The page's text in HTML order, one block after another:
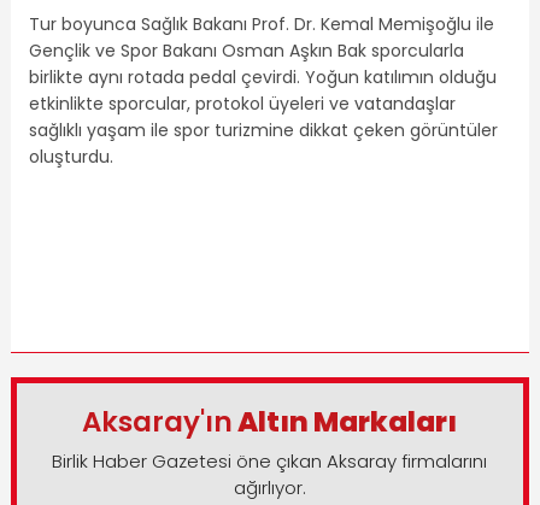
Tur boyunca Sağlık Bakanı Prof. Dr. Kemal Memişoğlu ile
Gençlik ve Spor Bakanı Osman Aşkın Bak sporcularla
birlikte aynı rotada pedal çevirdi. Yoğun katılımın olduğu
etkinlikte sporcular, protokol üyeleri ve vatandaşlar
sağlıklı yaşam ile spor turizmine dikkat çeken görüntüler
oluşturdu.
Aksaray'ınAltın Markaları
Birlik Haber Gazetesi öne çıkan Aksaray firmalarını
ağırlıyor.